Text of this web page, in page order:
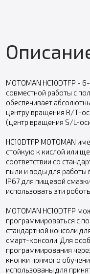
MOTOMAN HC10DTFP -
совместной работы с
обеспечивает
центру вращения R/T-
(центр вращения S/L-
HC10DTFP MOTOMAN
стойкую к кислой или
соответствии со
пыли и воды для работы
IP67 для пищевой
использовать эти
MOTOMAN HC10DTFP
программироваться с
стандартной консоли
смарт-консоли. Для
программирования
кнопки прямого
использованы для